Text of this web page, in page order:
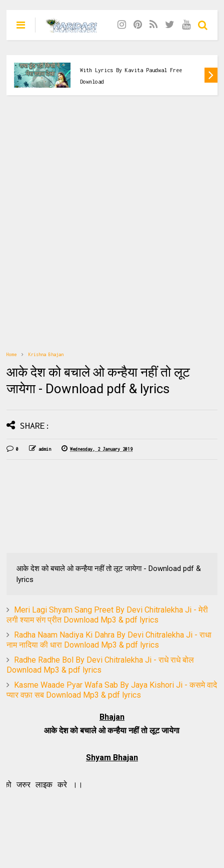
बलवाना With Lyrics Full Hanumaan Bhajan
Home Krishna Bhajan
आके देश को बचाले ओ कन्हैया नहीं तो लूट
जायेगा - Download pdf & lyrics
SHARE:
0 admin Wednesday, 2 January 2019
आके देश को बचाले ओ कन्हैया नहीं तो लूट जायेगा - Download pdf &
lyrics
Meri Lagi Shyam Sang Preet By Devi Chitralekha Ji - मेरी
लगी श्याम संग प्रीत Download Mp3 & pdf lyrics
Radha Naam Nadiya Ki Dahra By Devi Chitralekha Ji - राधा
नाम नादिया की धारा Download Mp3 & pdf lyrics
Radhe Radhe Bol By Devi Chitralekha Ji - राधे राधे बोल
Download Mp3 & pdf lyrics
Kasme Waade Pyar Wafa Sab By Jaya Kishori Ji - कसमे वादे
प्यार वफ़ा सब Download Mp3 & pdf lyrics
Bhajan
आके देश को बचाले ओ कन्हैया नहीं तो लूट जायेगा
Shyam Bhajan
करे ।।